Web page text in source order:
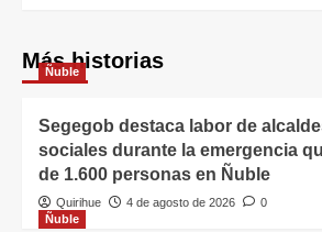
Más historias
Ñuble
Segegob destaca labor de
sociales durante la emergencia
de 1.600 personas en Ñuble
Quirihue 4 de agosto de 2026
0
Ñuble